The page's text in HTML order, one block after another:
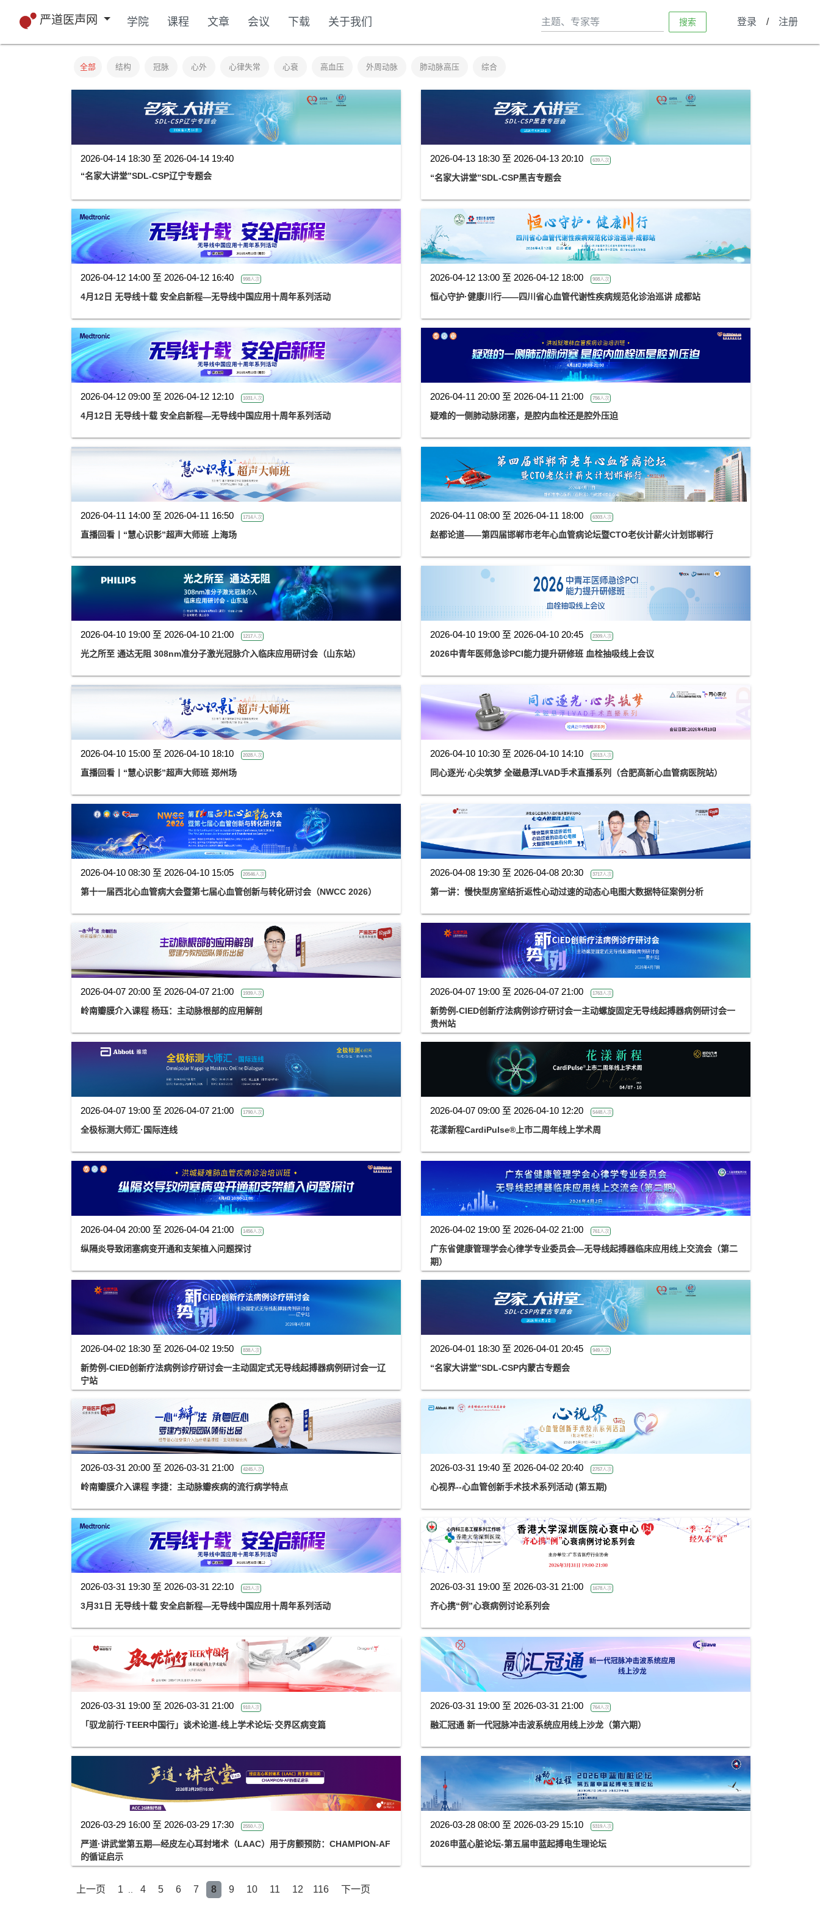
严道医声网 学院 课程 文章 会议 下载 关于我们 搜索 登录 / 注册
全部 结构 冠脉 心外 心律失常 心衰 高血压 外周动脉 肺动脉高压 综合
2026-04-14 18:30 至 2026-04-14 19:40
“名家大讲堂”SDL-CSP辽宁专题会
2026-04-13 18:30 至 2026-04-13 20:10 639人次
“名家大讲堂”SDL-CSP黑吉专题会
2026-04-12 14:00 至 2026-04-12 16:40 998人次
4月12日 无导线十载 安全启新程—无导线中国应用十周年系列活动
2026-04-12 13:00 至 2026-04-12 18:00 908人次
恒心守护·健康川行——四川省心血管代谢性疾病规范化诊治巡讲 成都站
2026-04-12 09:00 至 2026-04-12 12:10 1031人次
4月12日 无导线十载 安全启新程—无导线中国应用十周年系列活动
2026-04-11 20:00 至 2026-04-11 21:00 756人次
疑难的一侧肺动脉闭塞，是腔内血栓还是腔外压迫
2026-04-11 14:00 至 2026-04-11 16:50 1714人次
直播回看丨“慧心识影”超声大师班 上海场
2026-04-11 08:00 至 2026-04-11 18:00 6303人次
赵都论道——第四届邯郸市老年心血管病论坛暨CTO老伙计薪火计划邯郸行
2026-04-10 19:00 至 2026-04-10 21:00 1217人次
光之所至 通达无阻 308nm准分子激光冠脉介入临床应用研讨会（山东站）
2026-04-10 19:00 至 2026-04-10 20:45 2309人次
2026中青年医师急诊PCI能力提升研修班 血栓抽吸线上会议
2026-04-10 15:00 至 2026-04-10 18:10 2028人次
直播回看丨“慧心识影”超声大师班 郑州场
2026-04-10 10:30 至 2026-04-10 14:10 3013人次
同心逐光·心尖筑梦 全磁悬浮LVAD手术直播系列（合肥高新心血管病医院站）
2026-04-10 08:30 至 2026-04-10 15:05 20546人次
第十一届西北心血管病大会暨第七届心血管创新与转化研讨会（NWCC 2026）
2026-04-08 19:30 至 2026-04-08 20:30 3717人次
第一讲：慢快型房室结折返性心动过速的动态心电图大数据特征案例分析
2026-04-07 20:00 至 2026-04-07 21:00 1939人次
岭南瓣膜介入课程 杨珏：主动脉根部的应用解剖
2026-04-07 19:00 至 2026-04-07 21:00 1763人次
新势例-CIED创新疗法病例诊疗研讨会一主动螺旋固定无导线起搏器病例研讨会一
贵州站
2026-04-07 19:00 至 2026-04-07 21:00 1790人次
全极标测大师汇·国际连线
2026-04-07 09:00 至 2026-04-10 12:20 5448人次
花漾新程CardiPulse®上市二周年线上学术周
2026-04-04 20:00 至 2026-04-04 21:00 1456人次
纵隔炎导致闭塞病变开通和支架植入问题探讨
2026-04-02 19:00 至 2026-04-02 21:00 761人次
广东省健康管理学会心律学专业委员会—无导线起搏器临床应用线上交流会（第二
期）
2026-04-02 18:30 至 2026-04-02 19:50 838人次
新势例-CIED创新疗法病例诊疗研讨会一主动固定式无导线起搏器病例研讨会一辽
宁站
2026-04-01 18:30 至 2026-04-01 20:45 949人次
“名家大讲堂”SDL-CSP内蒙古专题会
2026-03-31 20:00 至 2026-03-31 21:00 4245人次
岭南瓣膜介入课程 李捷：主动脉瓣疾病的流行病学特点
2026-03-31 19:40 至 2026-04-02 20:40 2757人次
心视界--心血管创新手术技术系列活动 (第五期)
2026-03-31 19:30 至 2026-03-31 22:10 623人次
3月31日 无导线十载 安全启新程—无导线中国应用十周年系列活动
2026-03-31 19:00 至 2026-03-31 21:00 1678人次
齐心携“例”心衰病例讨论系列会
2026-03-31 19:00 至 2026-03-31 21:00 910人次
「驭龙前行·TEER中国行」谈术论道-线上学术论坛·交界区病变篇
2026-03-31 19:00 至 2026-03-31 21:00 764人次
融汇冠通 新一代冠脉冲击波系统应用线上沙龙（第六期）
2026-03-29 16:00 至 2026-03-29 17:30 2550人次
严道·讲武堂第五期—经皮左心耳封堵术（LAAC）用于房颤预防：CHAMPION-AF
的循证启示
2026-03-28 08:00 至 2026-03-29 15:10 5319人次
2026申蓝心脏论坛-第五届申蓝起搏电生理论坛
上一页 1 4 5 6 7 8 9 10 11 12 116 下一页